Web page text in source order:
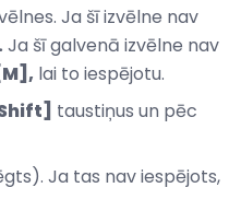
Ja šī izvēlne nav
Ja šī galvenā izvēlne nav
lai to iespējotu.
taustiņus un pēc
Ja tas nav iespējots,